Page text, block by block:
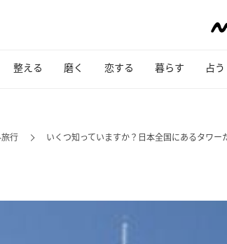
整える 磨く 恋する 暮らす 占う
行 いくつ知っていますか？日本全国にあるタワー